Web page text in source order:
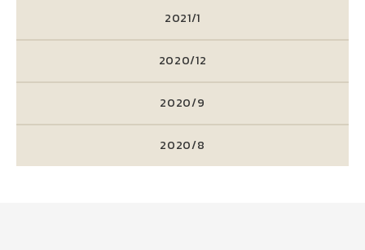
2021/1
2020/12
2020/9
2020/8